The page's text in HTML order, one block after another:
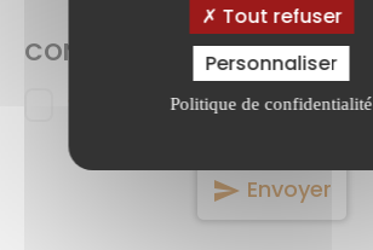
CONFIDENTIALITÉ
Confidentialité et conformité au RGPD.
send Envoyer
Tout refuser
Personnaliser
Politique de confidentialité